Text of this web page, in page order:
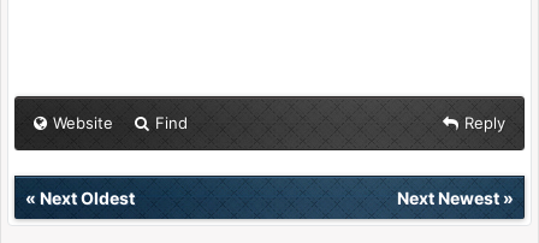
Website Find Reply
« Next Oldest Next Newest»